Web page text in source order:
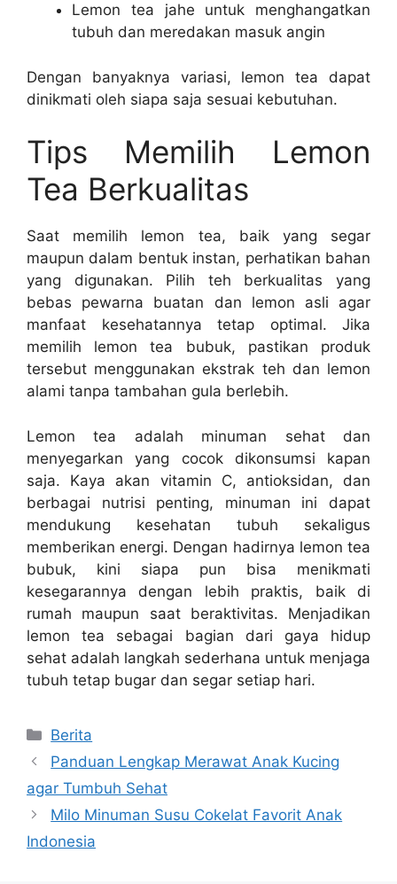
Lemon tea jahe untuk menghangatkan
tubuh dan meredakan masuk angin
Dengan banyaknya variasi, lemon tea dapat
dinikmati oleh siapa saja sesuai kebutuhan.
Tips Memilih Lemon
Tea Berkualitas
Saat memilih lemon tea, baik yang segar
maupun dalam bentuk instan, perhatikan bahan
yang digunakan. Pilih teh berkualitas yang
bebas pewarna buatan dan lemon asli agar
manfaat kesehatannya tetap optimal. Jika
memilih lemon tea bubuk, pastikan produk
tersebut menggunakan ekstrak teh dan lemon
alami tanpa tambahan gula berlebih.
Lemon tea adalah minuman sehat dan
menyegarkan yang cocok dikonsumsi kapan
saja. Kaya akan vitamin C, antioksidan, dan
berbagai nutrisi penting, minuman ini dapat
mendukung kesehatan tubuh sekaligus
memberikan energi. Dengan hadirnya lemon tea
bubuk, kini siapa pun bisa menikmati
kesegarannya dengan lebih praktis, baik di
rumah maupun saat beraktivitas. Menjadikan
lemon tea sebagai bagian dari gaya hidup
sehat adalah langkah sederhana untuk menjaga
tubuh tetap bugar dan segar setiap hari.
Categories
Berita
Panduan Lengkap Merawat Anak Kucing
agar Tumbuh Sehat
Milo Minuman Susu Cokelat Favorit Anak
Indonesia